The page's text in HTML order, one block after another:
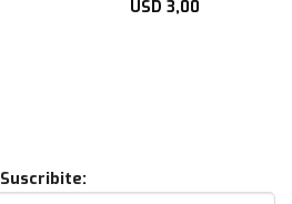
USD 3,00
Suscribite: